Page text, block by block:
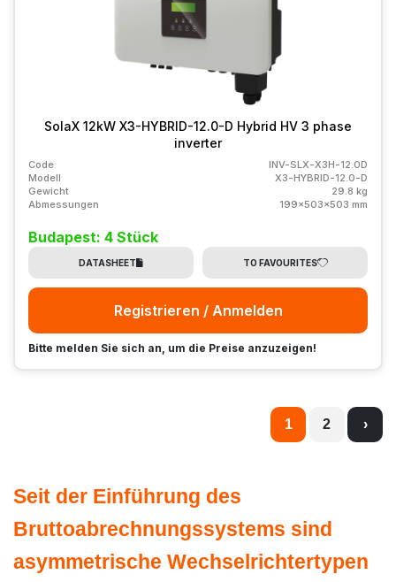
SolaX 12kW X3-HYBRID-12.0-D Hybrid HV 3 phase
inverter
Code
INV-SLX-X3H-12.0D
Modell
X3-HYBRID-12.0-D
Gewicht
29.8 kg
Abmessungen
199x503x503 mm
Budapest: 4 Stück
DATASHEET TO FAVOURITES
Registrieren / Anmelden
Bitte melden Sie sich an, um die Preise anzuzeigen!
1 2 ›
Seit der Einführung des
Bruttoabrechnungssystems sind
asymmetrische Wechselrichtertypen